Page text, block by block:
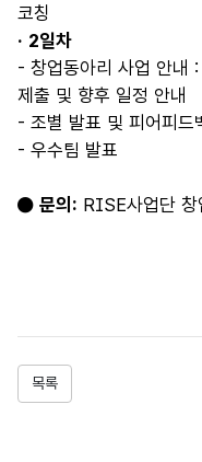
코칭
· 2일차
- 창업동아리 사업 안내
제출 및 향후 일정 안내
- 조별 발표 및 피어피드
- 우수팀 발표
● 문의: RISE사업단
목록